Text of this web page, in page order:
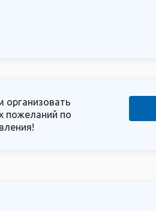
пожеланий по